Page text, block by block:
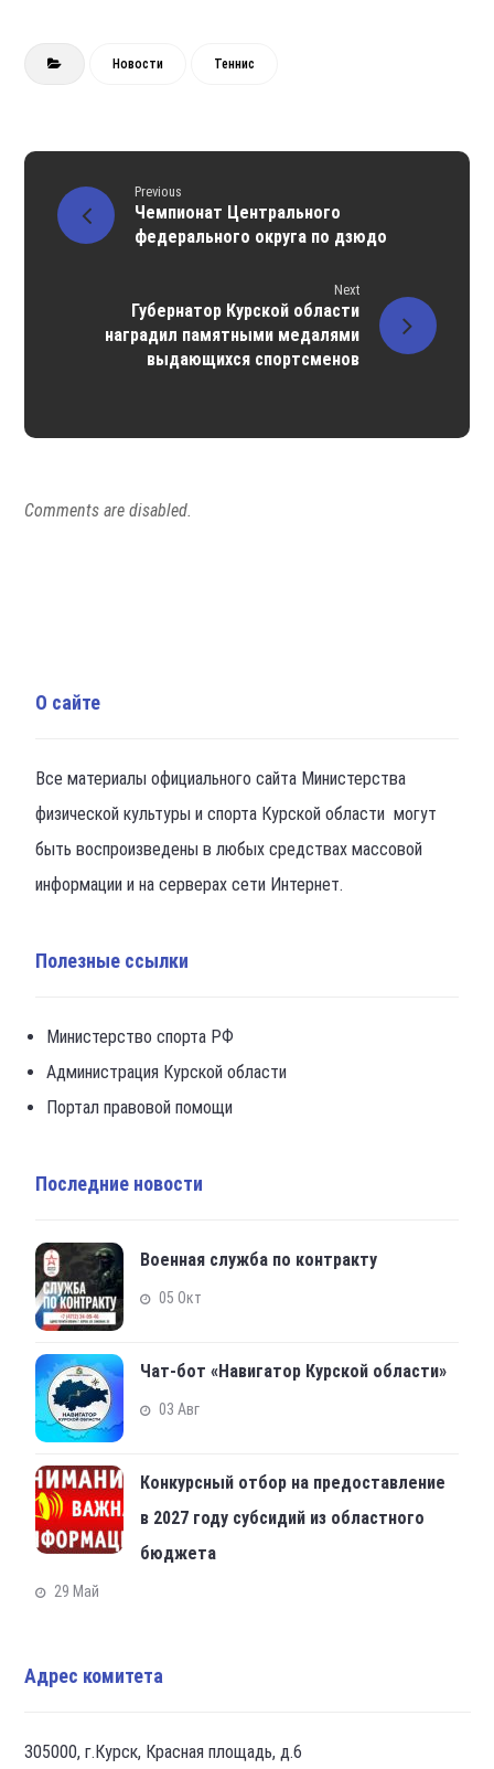
Новости Теннис
Previous
Чемпионат Центрального
федерального округа по дзюдо
Next
Губернатор Курской области
наградил памятными медалями
выдающихся спортсменов
Comments are disabled.
О сайте
Все материалы официального сайта Министерства
физической культуры и спорта Курской области могут
быть воспроизведены в любых средствах массовой
информации и на серверах сети Интернет.
Полезные ссылки
Министерство спорта РФ
Администрация Курской области
Портал правовой помощи
Последние новости
Военная служба по контракту
05 Окт
Чат-бот «Навигатор Курской области»
03 Авг
Конкурсный отбор на предоставление
в 2027 году субсидий из областного
бюджета
29 Май
Адрес комитета
305000, г.Курск, Красная площадь, д.6